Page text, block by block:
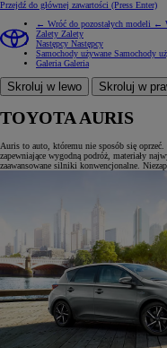
Przejdź do głównej zawartości (Press Enter)
← Wróć do pozostałych modeli ←
Zalety Zalety
Następcy Następcy
Samochody używane Samochody
Galeria Galeria
Skroluj w lewo Skroluj w
TOYOTA AURIS
Auris to auto, któremu nie sposób się
zapewniające wygodną podróż, materiały
zaawansowane silniki konwencjonalne.